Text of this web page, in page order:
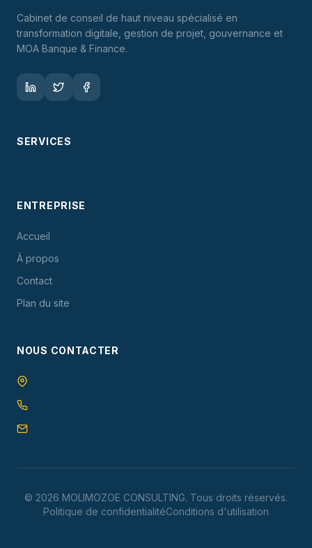
Cabinet de conseil de haut niveau spécialisé en
transformation digitale, gestion de projet, gouvernance et
MOA Banque & Finance.
SERVICES
ENTREPRISE
Accueil
À propos
Contact
Plan du site
NOUS CONTACTER
© 2026 MOLIMOZOE CONSULTING. Tous droits réservés.
Politique de confidentialitéConditions d'utilisation